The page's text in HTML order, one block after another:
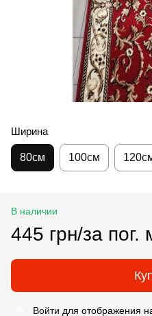
Ширина
80см 100см
В наличии
445 грн/за пог.
Войти для отображения